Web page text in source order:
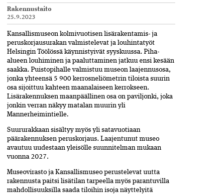
Rakennustaito
25.9.2023
Kansallismuseon kolmivuotisen lisä­rakentamis- ja
peruskorjausurakan valmistelevat ja louhintatyöt
Helsingin Töölössä käynnistyivät syyskuussa. Piha-
alueen louhiminen ja paaluttaminen jatkuu ensi kesään
saakka. Puistopihalle valmistuu museon laajennusosa,
jonka yhteensä 5 900 kerrosneliömetrin tiloista suurin
osa sijoittuu kahteen maanalaiseen kerrokseen.
Lisärakennuksen maanpäällinen­ osa on paviljonki, joka
jonkin verran näkyy matalan muurin yli
Mannerheimintielle.
Suururakkaan sisältyy myös yli sata­vuotiaan
päärakennuksen peruskorjaus. Laajentunut museo
avautuu­ uudestaan yleisölle suunnitelman mukaan
vuonna 2027.
Museovirasto ja Kansallismuseo perustelevat uutta
rakennusta paitsi­ lisätilan tarpeella myös parantuvilla
mahdollisuuksilla saada tiloihin isoja näyttelyitä